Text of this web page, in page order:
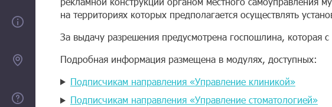
О проекте
Контакты
Помощь
на территориях которых предполагается осуществлять
За выдачу разрешения предусмотрена госпошлина, которая
Подробная информация размещена в модулях, доступных:
Подписчикам направления «Управление клиникой»
Подписчикам направления «Управление стоматологией»